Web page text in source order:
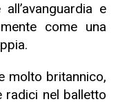
e
come una
molto britannico,
radici nel balletto